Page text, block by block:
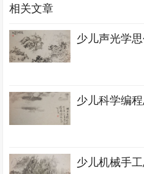
相关文章
少儿声光学
少儿科学编
少儿机械手